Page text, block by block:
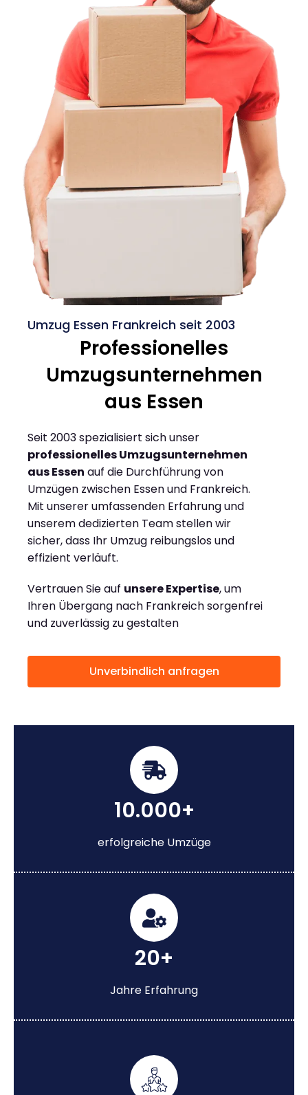
Umzug Essen Frankreich seit 2003
Professionelles
Umzugsunternehmen
aus Essen
Seit 2003 spezialisiert sich unser
professionelles Umzugsunternehmen
aus Essen auf die Durchführung von
Umzügen zwischen Essen und Frankreich.
Mit unserer umfassenden Erfahrung und
unserem dedizierten Team stellen wir
sicher, dass Ihr Umzug reibungslos und
effizient verläuft.
Vertrauen Sie auf unsere Expertise, um
Ihren Übergang nach Frankreich sorgenfrei
und zuverlässig zu gestalten
Unverbindlich anfragen
10.000+
erfolgreiche Umzüge
20+
Jahre Erfahrung